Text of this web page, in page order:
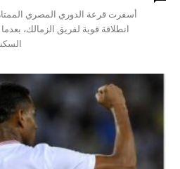
انطلاقة قوية لفريق الزمالك،